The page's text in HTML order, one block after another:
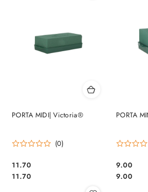
PORTA MIDI| Victoria®
(0)
Cena:
11.70
Cena:
11.70
PORTA
Cena:
9.00
Cena:
9.00